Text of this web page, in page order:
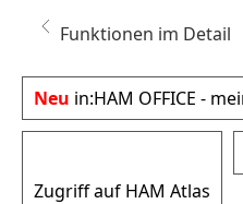
Funktionen im Detail
Neu in:HAM OFFICE -
Zugriff auf HAM Atlas